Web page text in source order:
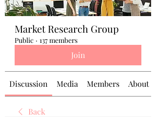
Market Research Group
Public · 137 members
Join
Discussion Media Members About
Back